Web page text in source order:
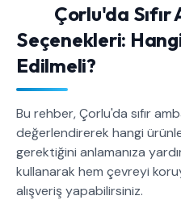
Çorlu'da
Seçenekleri:
Edilmeli?
Bu rehber, Çorlu'da sıfır
değerlendirerek hangi
gerektiğini anlamanıza
kullanarak hem çevreyi
alışveriş yapabilirsiniz.